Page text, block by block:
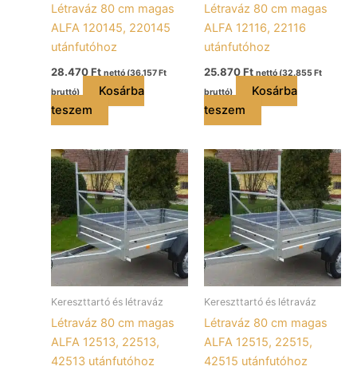
Létraváz 80 cm magas
ALFA 120145, 220145
utánfutóhoz
28.470Ft nettó (36.157 Ft
bruttó)
Kosárba
teszem
Létraváz 80 cm magas
ALFA 12116, 22116
utánfutóhoz
25.870Ft nettó (32.855 Ft
bruttó)
Kosárba
teszem
Kereszttartó és létraváz
Létraváz 80 cm magas
ALFA 12513, 22513,
42513 utánfutóhoz
Kereszttartó és létraváz
Létraváz 80 cm magas
ALFA 12515, 22515,
42515 utánfutóhoz